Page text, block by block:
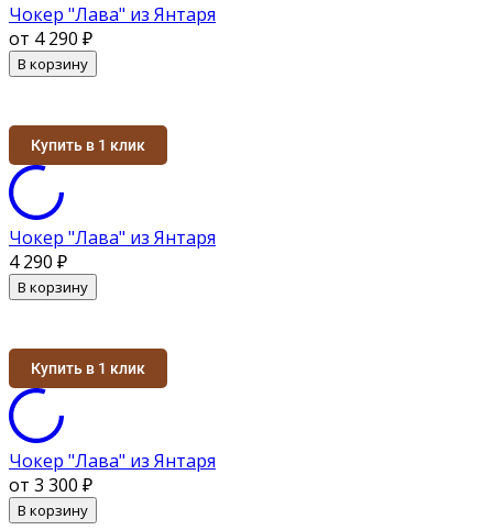
Чокер "Лава" из Янтаря
от 4 290 ₽
В корзину
Купить в 1 клик
Чокер "Лава" из Янтаря
4 290 ₽
В корзину
Купить в 1 клик
Чокер "Лава" из Янтаря
от 3 300 ₽
В корзину